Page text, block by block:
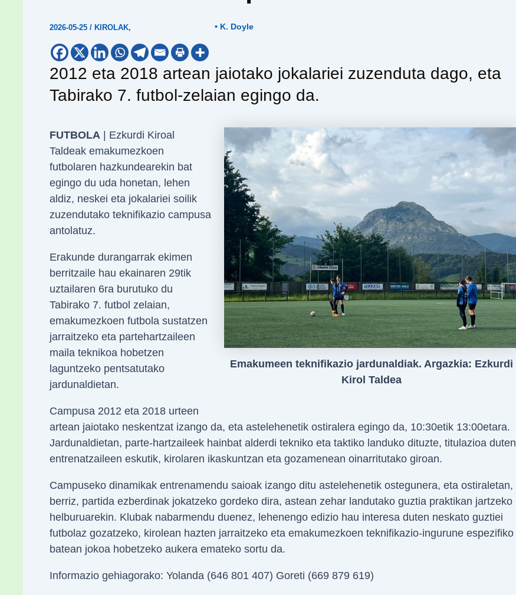
2026-05-25 / KIROLAK, • K. Doyle
2012 eta 2018 artean jaiotako jokalariei zuzenduta dago, eta
Tabirako 7. futbol-zelaian egingo da.
Emakumeen teknifikazio jardunaldiak. Argazkia: Ezkurdi
Kirol Taldea
FUTBOLA| Ezkurdi Kiroal
Taldeak emakumezkoen
futbolaren hazkundearekin bat
egingo du uda honetan, lehen
aldiz, neskei eta jokalariei soilik
zuzendutako teknifikazio campusa
antolatuz.
Erakunde durangarrak ekimen
berritzaile hau ekainaren 29tik
uztailaren 6ra burutuko du
Tabirako 7. futbol zelaian,
emakumezkoen futbola sustatzen
jarraitzeko eta partehartzaileen
maila teknikoa hobetzen
laguntzeko pentsatutako
jardunaldietan.
Campusa 2012 eta 2018 urteen
artean jaiotako neskentzat izango da, eta astelehenetik ostiralera egingo da, 10:30etik 13:00etara.
Jardunaldietan, parte-hartzaileek hainbat alderdi tekniko eta taktiko landuko dituzte, titulazioa duten
entrenatzaileen eskutik, kirolaren ikaskuntzan eta gozamenean oinarritutako giroan.
Campuseko dinamikak entrenamendu saioak izango ditu astelehenetik ostegunera, eta ostiraletan,
berriz, partida ezberdinak jokatzeko gordeko dira, astean zehar landutako guztia praktikan jartzeko
helburuarekin. Klubak nabarmendu duenez, lehenengo edizio hau interesa duten neskato guztiei
futbolaz gozatzeko, kirolean hazten jarraitzeko eta emakumezkoen teknifikazio-ingurune espezifiko
batean jokoa hobetzeko aukera emateko sortu da.
Informazio gehiagorako: Yolanda (646 801 407) Goreti (669 879 619)